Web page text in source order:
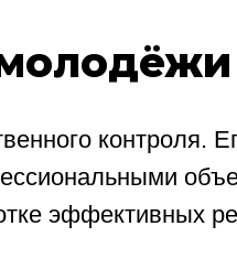
контроля.
эффективных